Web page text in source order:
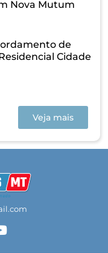
Nova Mutum
de
Cidade
Veja mais